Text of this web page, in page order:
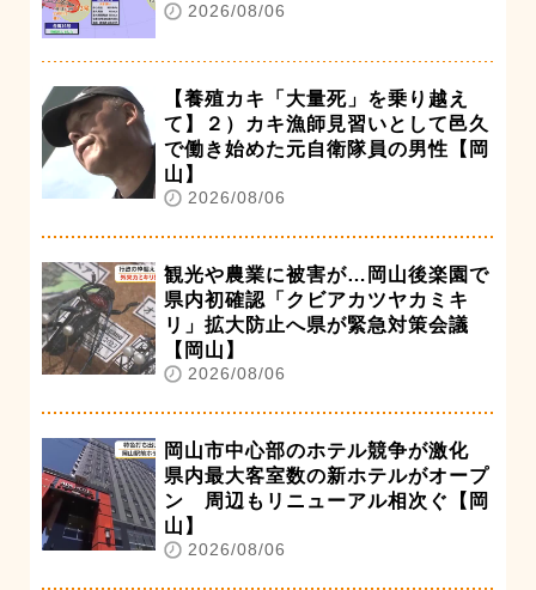
2026/08/06
【養殖カキ「大量死」を乗り越え
て】２）カキ漁師見習いとして邑久
で働き始めた元自衛隊員の男性【岡
山】
2026/08/06
観光や農業に被害が…岡山後楽園で
県内初確認「クビアカツヤカミキ
リ」拡大防止へ県が緊急対策会議
【岡山】
2026/08/06
岡山市中心部のホテル競争が激化
県内最大客室数の新ホテルがオープ
ン 周辺もリニューアル相次ぐ【岡
山】
2026/08/06